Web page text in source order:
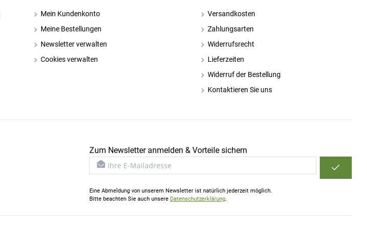
Mein Kundenkonto
Meine Bestellungen
Newsletter verwalten
Cookies verwalten
Versandkosten
Zahlungsarten
Widerrufsrecht
Lieferzeiten
Widerruf der Bestellung
Kontaktieren Sie uns
Zum Newsletter anmelden & Vorteile sichern
Eine Abmeldung von unserem Newsletter ist natürlich jederzeit möglich.
Bitte beachten Sie auch unsere Datenschutzerklärung.